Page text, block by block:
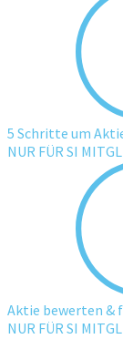
5 Schritte um
NUR FÜR SI
Aktie bewerten &
NUR FÜR SI